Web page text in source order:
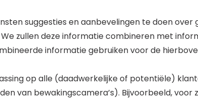
suggesties en aanbevelingen te doen
zullen deze informatie combineren met
informatie gebruiken voor de
op alle (daadwerkelijke of potentiële)
van bewakingscamera’s). Bijvoorbeeld,